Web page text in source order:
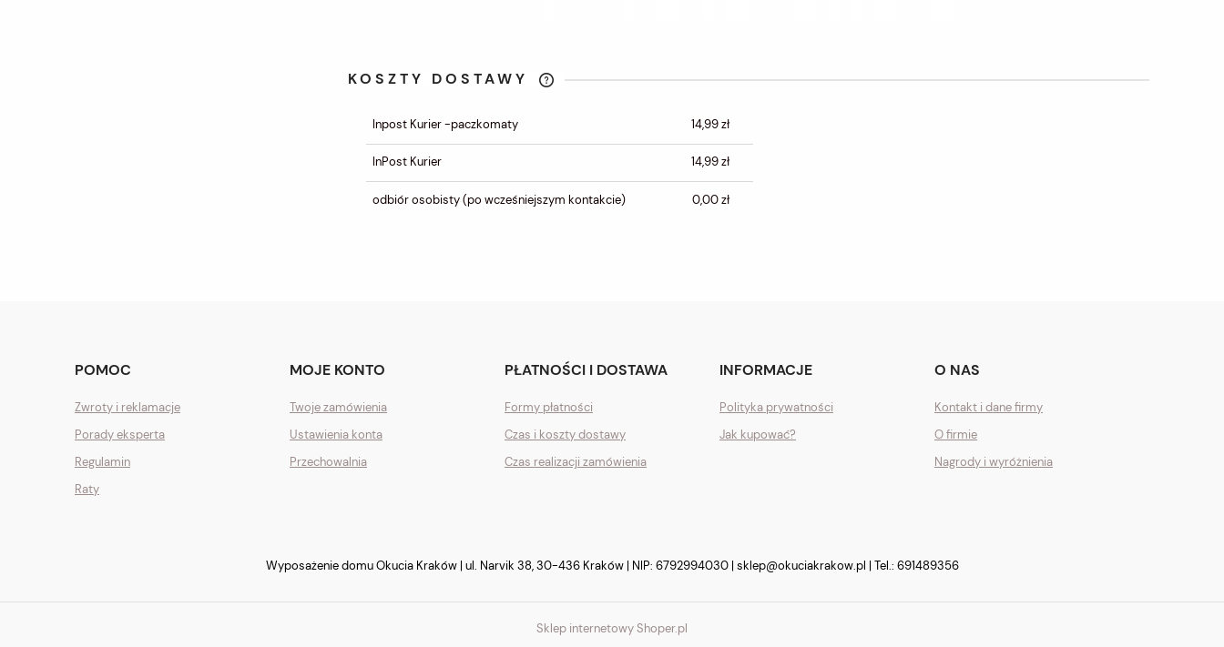
KOSZTY DOSTAWY
CENA NIE ZAWIERA
Inpost Kurier -paczkomaty 14,99 zł
InPost Kurier 14,99 zł
odbiór osobisty(po wcześniejszym kontakcie) 0,00 zł
POMOC
Zwroty i reklamacje
Porady eksperta
Regulamin
Raty
MOJE KONTO
Twoje zamówienia
Ustawienia konta
Przechowalnia
PŁATNOŚCI I DOSTAWA
Formy płatności
Czas i koszty dostawy
Czas realizacji zamówienia
INFORMACJE
Polityka prywatności
Jak kupować?
O NAS
Kontakt i dane firmy
O firmie
Nagrody i wyróżnienia
Wyposażenie domu Okucia Kraków | ul. Narvik 38, 30-436 Kraków | NIP: 6792994030 | sklep@okuciakrakow.pl | Tel.: 691489356
Sklep internetowy Shoper.pl